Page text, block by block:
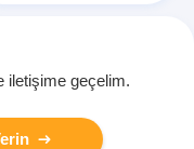
iletişime geçelim.